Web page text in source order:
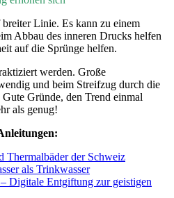
Linie. Es kann zu einem
Abbau des inneren Drucks helfen
auf die Sprünge helfen.
werden. Große
und beim Streifzug durch die
Gründe, den Trend einmal
als genug!
Thermalbäder der Schweiz
als Trinkwasser
Digitale Entgiftung zur geistigen